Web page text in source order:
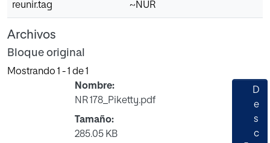
reunir.tag ~NUR
Archivos
Bloque original
Mostrando 1 - 1 de 1
Nombre:
NR 178_Piketty.pdf
Tamaño:
285.05 KB
D
e
s
c